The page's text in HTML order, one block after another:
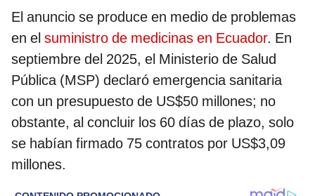
El anuncio se produce en medio de problemas
en el suministro de medicinas en Ecuador. En
septiembre del 2025, el Ministerio de Salud
Pública (MSP) declaró emergencia sanitaria
con un presupuesto de US$50 millones; no
obstante, al concluir los 60 días de plazo, solo
se habían firmado 75 contratos por US$3,09
millones.